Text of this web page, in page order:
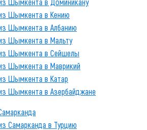
Шымкента в Кению
Шымкента в Албанию
Шымкента в Мальту
Шымкента в Сейшелы
Шымкента в Маврикий
Шымкента в Катар
Шымкента в Азербайджане
Самарканда в Турцию